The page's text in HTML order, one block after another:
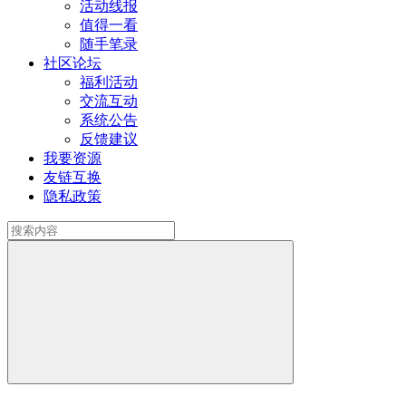
活动线报
值得一看
随手笔录
社区论坛
福利活动
交流互动
系统公告
反馈建议
我要资源
友链互换
隐私政策